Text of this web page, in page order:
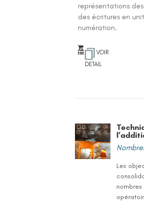
représentations
des écritures en
numération.
VOIR
DETAIL
Les